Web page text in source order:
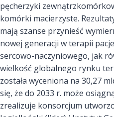
pęcherzyki
komórki macierzyste.
mają szanse przynieść
nowej generacji w terapii
sercowo-naczyniowego, jak
wielkość globalnego rynku
została wyceniona na 30,27
się, że do 2033 r. może
zrealizuje konsorcjum